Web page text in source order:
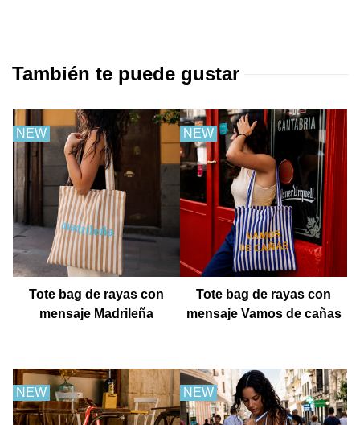
También te puede gustar
NEW
Tote bag de rayas con
mensaje Madrileña
NEW
Tote bag de rayas con
mensaje Vamos de cañas
NEW NEW